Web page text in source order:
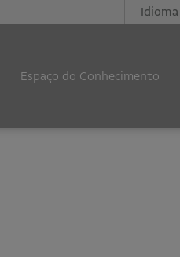
Idioma
Espaço do Conhecimento